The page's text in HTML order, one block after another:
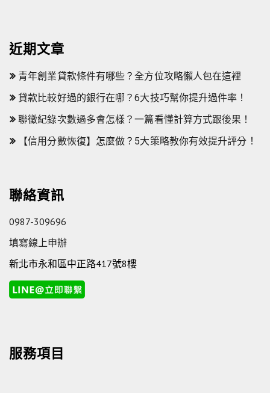
近期文章
青年創業貸款條件有哪些？全方位攻略懶人包在這裡
貸款比較好過的銀行在哪？6大技巧幫你提升過件率！
聯徵紀錄次數過多會怎樣？一篇看懂計算方式跟後果！
【信用分數恢復】怎麼做？5大策略教你有效提升評分！
聯絡資訊
0987-309696
填寫線上申辦
新北市永和區中正路417號8樓
服務項目